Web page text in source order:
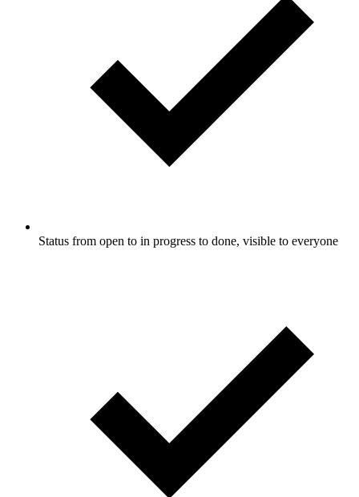
Status from open to in progress to done, visible to everyone